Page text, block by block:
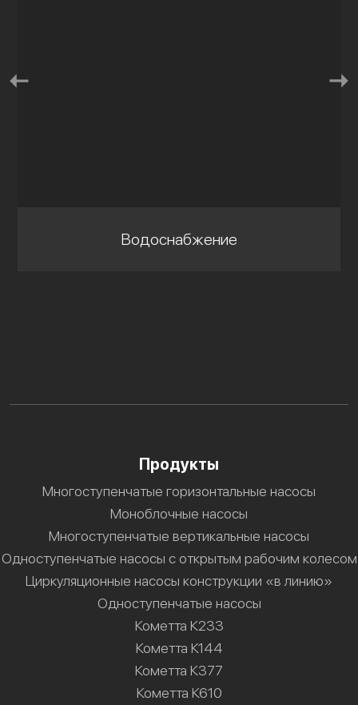
Водоснабжение
Продукты
Многоступенчатые горизонтальные насосы
Моноблочные насосы
Многоступенчатые вертикальные насосы
Одноступенчатые насосы с открытым рабочим колесом
Циркуляционные насосы конструкции «в линию»
Одноступенчатые насосы
Кометта К233
Кометта К144
Кометта К377
Кометта К610